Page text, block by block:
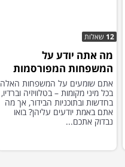
12 שאלות
מה אתה יודע על
המשפחות המפורסמות
בישראל?
אתם שומעים על המשפחות האלה
בכל מיני מקומות – בטלוויזיה וברדיו,
בחדשות ובתוכניות הבידור, אך מה
אתם באמת יודעים עליהן? בואו
נבדוק אתכם...